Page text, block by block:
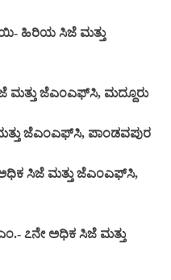
ಹಿರಿಯ ಸಿಜೆ ಮತ್ತು
ಮತ್ತು ಜೆಎಂಎಫ್‌ಸಿ, ಮದ್ದೂರು
ಜೆಎಂಎಫ್‌ಸಿ, ಪಾಂಡವಪುರ
ಸಿಜೆ ಮತ್ತು ಜೆಎಂಎಫ್‌ಸಿ,
೭ನೇ ಅಧಿಕ ಸಿಜೆ ಮತ್ತು